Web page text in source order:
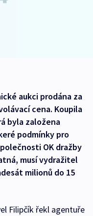
aukci prodána za
cena. Koupila
byla založena
podmínky pro
OK dražby
musí vydražitel
milionů do 15
Filipčík řekl agentuře